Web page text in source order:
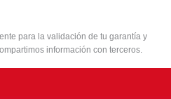
para la validación de tu garantía y
información con terceros.